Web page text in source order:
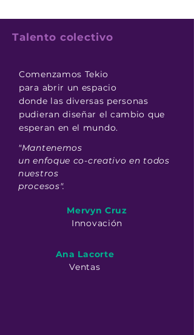
Talento colectivo
Comenzamos Tekio
para abrir un espacio
donde las diversas personas
pudieran diseñar el cambio que
esperan en el mundo.
"Mantenemos
un enfoque co-creativo en todos
nuestros
procesos".
Mervyn Cruz
Innovación
Ana Lacorte
Ventas